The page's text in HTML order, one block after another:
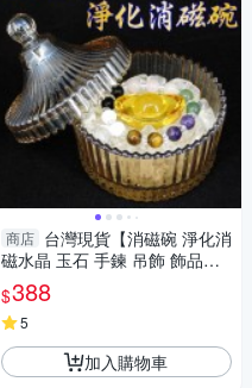
商店 台灣現貨【消磁碗 淨化消
磁水晶 玉石 手鍊 吊飾 飾品等
附白水晶300公克 元寶 已淨
化】
$388
5
加入購物車